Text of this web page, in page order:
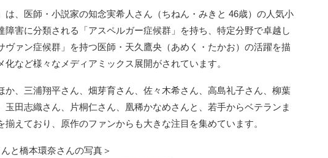
は、医師・小説家の知念実希人さん（ちねん・みきと 46歳）の人気小
障害に分類される「アスペルガー症候群」を持ち、特定分野で卓越し
ヴァン症候群」を持つ医師・天久鷹央（あめく・たかお）の活躍を描
化など様々なメディアミックス展開がされています。
か、三浦翔平さん、畑芽育さん、佐々木希さん、高島礼子さん、柳葉
玉田志織さん、片桐仁さん、凰稀かなめさんと、若手からベテランま
揃えており、原作のファンからも大きな注目を集めています。
と橋本環奈さんの写真＞